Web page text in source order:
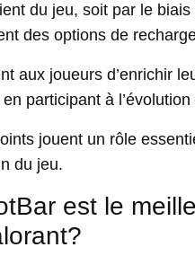
du jeu, soit par le
des options de
aux joueurs d’enrichir
participant à
jouent un rôle
du jeu.
est le